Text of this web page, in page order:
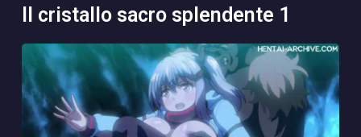
il cristallo sacro splendente 1